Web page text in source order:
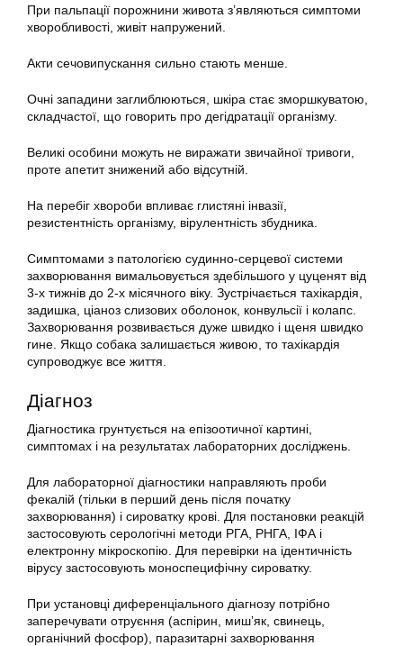
При пальпації порожнини живота з’являються симптоми
хворобливості, живіт напружений.
Акти сечовипускання сильно стають менше.
Очні западини заглиблюються, шкіра стає зморшкуватою,
складчастої, що говорить про дегідратації організму.
Великі особини можуть не виражати звичайної тривоги,
проте апетит знижений або відсутній.
На перебіг хвороби впливає глистяні інвазії,
резистентність організму, вірулентність збудника.
Симптомами з патологією судинно-серцевої системи
захворювання вимальовується здебільшого у цуценят від
3-х тижнів до 2-х місячного віку. Зустрічається тахікардія,
задишка, ціаноз слизових оболонок, конвульсії і колапс.
Захворювання розвивається дуже швидко і щеня швидко
гине. Якщо собака залишається живою, то тахікардія
супроводжує все життя.
Діагноз
Діагностика грунтується на епізоотичної картині,
симптомах і на результатах лабораторних досліджень.
Для лабораторної діагностики направляють проби
фекалій (тільки в перший день після початку
захворювання) і сироватку крові. Для постановки реакцій
застосовують серологічні методи РГА, РНГА, ІФА і
електронну мікроскопію. Для перевірки на ідентичність
вірусу застосовують моноспецифічну сироватку.
При установці диференціального діагнозу потрібно
заперечувати отруєння (аспірин, миш’як, свинець,
органічний фосфор), паразитарні захворювання